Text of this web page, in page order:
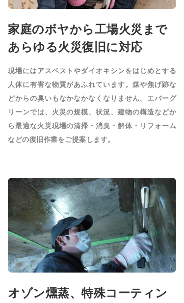
家庭のボヤから工場火災まで
あらゆる火災復旧に対応
現場にはアスベストやダイオキシンをはじめとする
人体に有害な物質があふれています。煤や焦げ跡な
どからの臭いもなかなかなくなりません。エバーグ
リーンでは、火災の規模、状況、建物の構造などか
ら最適な火災現場の清掃・消臭・解体・リフォーム
などの復旧作業をご提案します。
オゾン燻蒸、特殊コーティン